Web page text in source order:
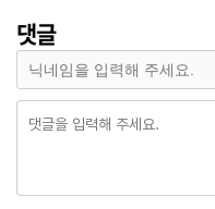
댓글